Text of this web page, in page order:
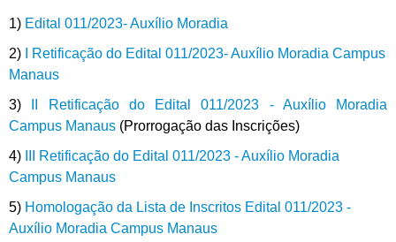
1) Edital 011/2023- Auxílio Moradia
2)
I Retificação do Edital 011/2023- Auxílio Moradia Campus
Manaus
3)
II Retificação do Edital 011/2023 - Auxílio Moradia
Campus Manaus (Prorrogação das Inscrições)
4)
III Retificação do Edital 011/2023 - Auxílio Moradia
Campus Manaus
5) Homologação da Lista de Inscritos Edital 011/2023 -
Auxílio Moradia Campus Manaus